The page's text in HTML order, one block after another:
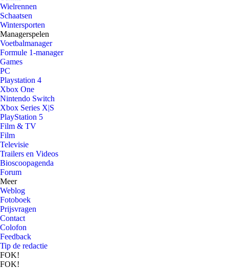
Wielrennen
Schaatsen
Wintersporten
Managerspelen
Voetbalmanager
Formule 1-manager
Games
PC
Playstation 4
Xbox One
Nintendo Switch
Xbox Series X|S
PlayStation 5
Film & TV
Film
Televisie
Trailers en Videos
Bioscoopagenda
Forum
Meer
Weblog
Fotoboek
Prijsvragen
Contact
Colofon
Feedback
Tip de redactie
FOK!
FOK!